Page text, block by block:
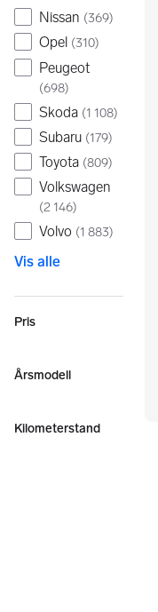
Nissan (369)
Opel (310)
Peugeot
(698)
Skoda (1 108)
Subaru (179)
Toyota (809)
Volkswagen
(2 146)
Volvo (1 883)
Vis alle
Pris
Årsmodell
Kilometerstand